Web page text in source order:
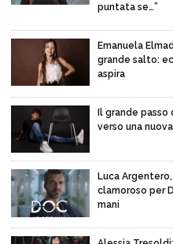
puntata se…”
Emanuela
grande salto:
aspira
Il grande passo
verso una
Luca
clamoroso per
mani